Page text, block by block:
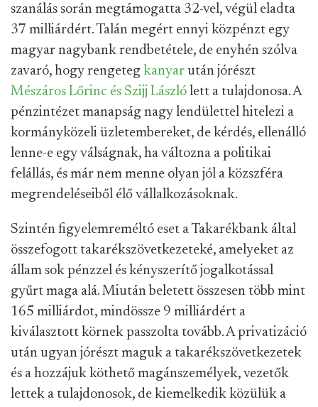
szanálás során megtámogatta 32-vel, végül eladta
37 milliárdért. Talán megért ennyi közpénzt egy
magyar nagybank rendbetétele, de enyhén szólva
zavaró, hogy rengeteg kanyar után jórészt
Mészáros Lőrinc és Szijj László lett a tulajdonosa. A
pénzintézet manapság nagy lendülettel hitelezi a
kormányközeli üzletembereket, de kérdés, ellenálló
lenne-e egy válságnak, ha változna a politikai
felállás, és már nem menne olyan jól a közszféra
megrendeléseiből élő vállalkozásoknak.
Szintén figyelemreméltó eset a Takarékbank által
összefogott takarékszövetkezeteké, amelyeket az
állam sok pénzzel és kényszerítő jogalkotással
gyűrt maga alá. Miután beletett összesen több mint
165 milliárdot, mindössze 9 milliárdért a
kiválasztott körnek passzolta tovább. A privatizáció
után ugyan jórészt maguk a takarékszövetkezetek
és a hozzájuk köthető magánszemélyek, vezetők
lettek a tulajdonosok, de kiemelkedik közülük a